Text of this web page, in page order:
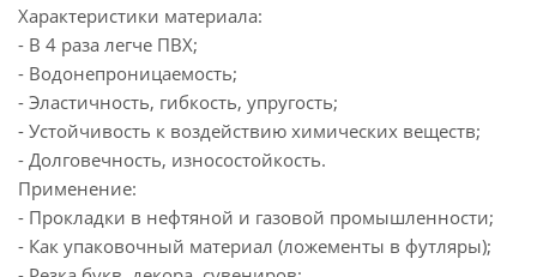
Характеристики материала:
- В 4 раза легче ПВХ;
- Водонепроницаемость;
- Эластичность, гибкость, упругость;
- Устойчивость к воздействию химических веществ;
- Долговечность, износостойкость.
Применение:
- Прокладки в нефтяной и газовой промышленности;
- Как упаковочный материал (ложементы в футляры);